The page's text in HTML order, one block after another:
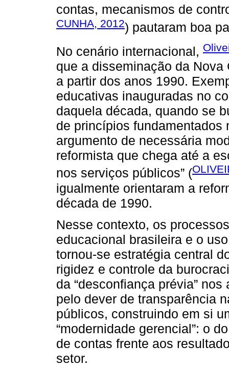
contas, mecanismos de
CUNHA, 2012) pautaram boa
No cenário internacional,
que a disseminação da
a partir dos anos 1990.
educativas inauguradas no
daquela década, quando se
de princípios fundamentados
argumento de necessária
reformista que chega até a
nos serviços públicos” (
igualmente orientaram a
década de 1990.
Nesse contexto, os
educacional brasileira e o
tornou-se estratégia central
rigidez e controle da
da “desconfiança prévia”
pelo dever de transparência
públicos, construindo em si
“modernidade gerencial”: o
de contas frente aos
setor.